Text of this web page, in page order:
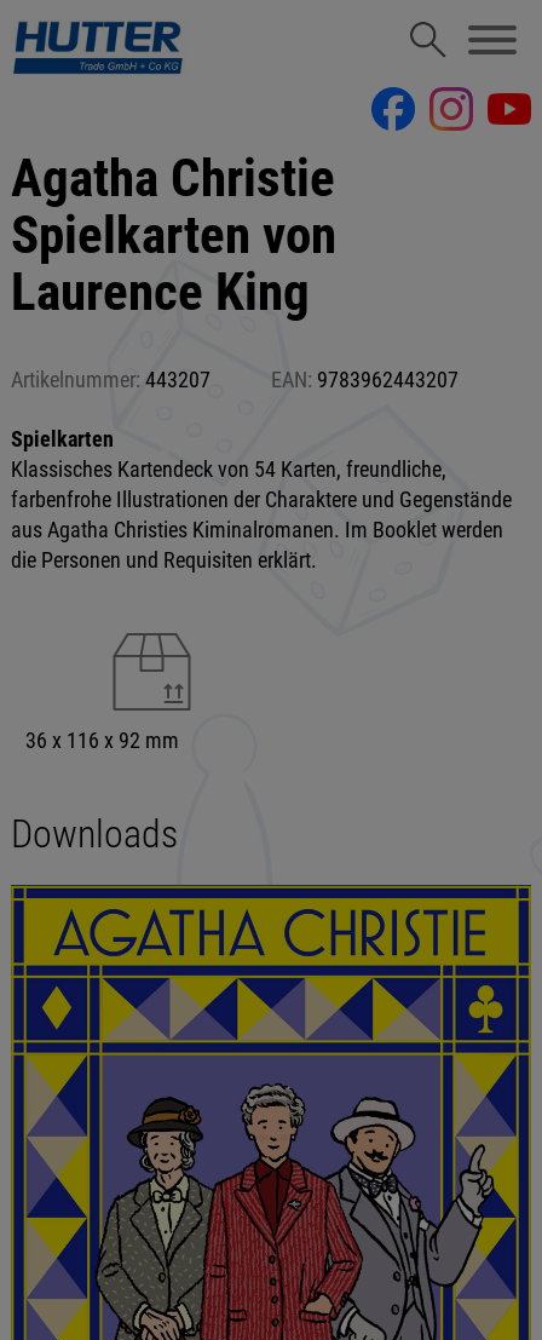
Agatha Christie
Spielkarten von
Laurence King
Artikelnummer: 443207 EAN: 9783962443207
Spielkarten
Klassisches Kartendeck von 54 Karten, freundliche,
farbenfrohe Illustrationen der Charaktere und Gegenstände
aus Agatha Christies Kiminalromanen. Im Booklet werden
die Personen und Requisiten erklärt.
36 x 116 x 92 mm
Downloads